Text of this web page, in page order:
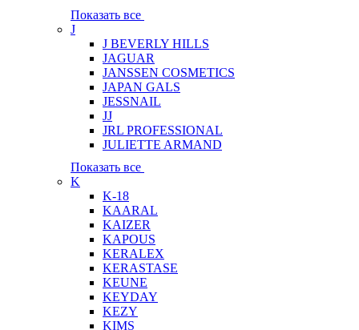
Показать все
J
J BEVERLY HILLS
JAGUAR
JANSSEN COSMETICS
JAPAN GALS
JESSNAIL
JJ
JRL PROFESSIONAL
JULIETTE ARMAND
Показать все
K
K-18
KAARAL
KAIZER
KAPOUS
KERALEX
KERASTASE
KEUNE
KEYDAY
KEZY
KIMS